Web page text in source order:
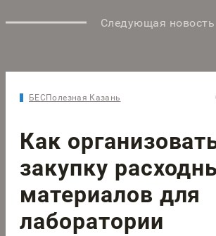
Следующая новость
БЕСПолезная Казань
Как
закупку
материалов для
лаборатории